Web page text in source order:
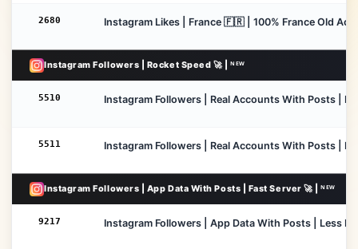
2680 Instagram Likes | France 🇫🇷 | 100% France Old
Instagram Followers | Rocket Speed 🚀 | ᴺᴱᵂ
5510 Instagram Followers | Real Accounts With Posts |
5511 Instagram Followers | Real Accounts With Posts |
Instagram Followers | App Data With Posts | Fast Server 🚀 | ᴺᴱᵂ
9217 Instagram Followers | App Data With Posts | Less